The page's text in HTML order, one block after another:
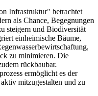
Infrastruktur" betrachtet
als Chance, Begegnungen
steigern und Biodiversität
einheimische Bäume,
zu minimieren. Die
rückbaubar.
ermöglicht es der
mitzugestalten und zu